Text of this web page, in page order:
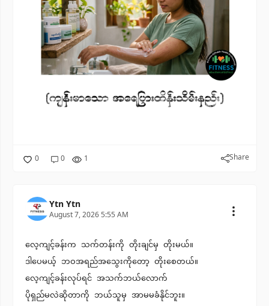
0 0 1 Share
Ytn Ytn
August 7, 2026 5:55 AM
လေ့ကျင့်ခန်းက သက်တန်းကို တိုးချင်မှ တိုးမယ်။
ဒါပေမယ့် ဘဝအရည်အသွေးကိုတော့ တိုးစေတယ်။
လေ့ကျင့်ခန်းလုပ်ရင် အသက်ဘယ်လောက်
ပိုရှည်မလဲဆိုတာကို ဘယ်သူမှ အာမမခံနိုင်ဘူး။